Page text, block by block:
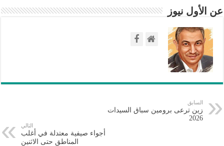
عن الأول نيوز
السابق
زين ترعى برومين سباق السيدات
2026
التالي
أجواء صيفية معتدلة في أغلب
المناطق حتى الاثنين